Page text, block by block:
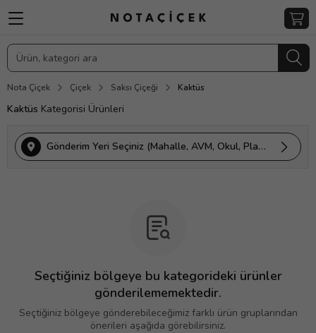
Nota Çiçek Çiçek Saksı Çiçeği Kaktüs
Kaktüs Kategorisi Ürünleri
Gönderim Yeri Seçiniz (Mahalle, AVM, Okul, Plaza vs.)
Seçtiğiniz bölgeye bu kategorideki ürünler
gönderilememektedir.
Seçtiğiniz bölgeye gönderebileceğimiz farklı ürün gruplarından
önerileri aşağıda görebilirsiniz.